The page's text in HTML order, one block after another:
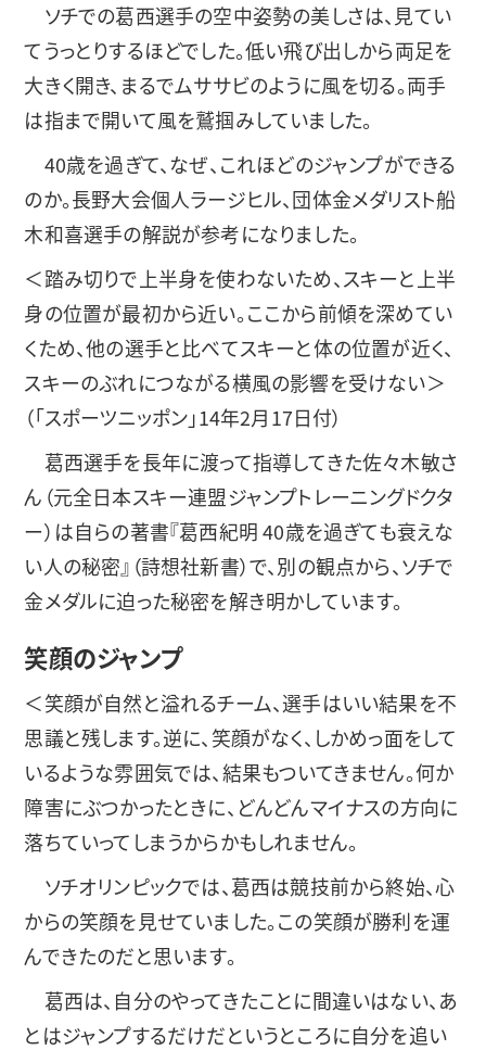
ソチでの葛西選手の空中姿勢の美しさは、見てい
てうっとりするほどでした。低い飛び出しから両足を
大きく開き、まるでムササビのように風を切る。両手
は指まで開いて風を鷲掴みしていました。
40歳を過ぎて、なぜ、これほどのジャンプができる
のか。長野大会個人ラージヒル、団体金メダリスト船
木和喜選手の解説が参考になりました。
＜踏み切りで上半身を使わないため、スキーと上半
身の位置が最初から近い。ここから前傾を深めてい
くため、他の選手と比べてスキーと体の位置が近く、
スキーのぶれにつながる横風の影響を受けない＞
（「スポーツニッポン」14年2月17日付）
葛西選手を長年に渡って指導してきた佐々木敏さ
ん（元全日本スキー連盟ジャンプトレーニングドクタ
ー）は自らの著書『葛西紀明 40歳を過ぎても衰えな
い人の秘密』（詩想社新書）で、別の観点から、ソチで
金メダルに迫った秘密を解き明かしています。
笑顔のジャンプ
＜笑顔が自然と溢れるチーム、選手はいい結果を不
思議と残します。逆に、笑顔がなく、しかめっ面をして
いるような雰囲気では、結果もついてきません。何か
障害にぶつかったときに、どんどんマイナスの方向に
落ちていってしまうからかもしれません。
ソチオリンピックでは、葛西は競技前から終始、心
からの笑顔を見せていました。この笑顔が勝利を運
んできたのだと思います。
葛西は、自分のやってきたことに間違いはない、あ
とはジャンプするだけだというところに自分を追い